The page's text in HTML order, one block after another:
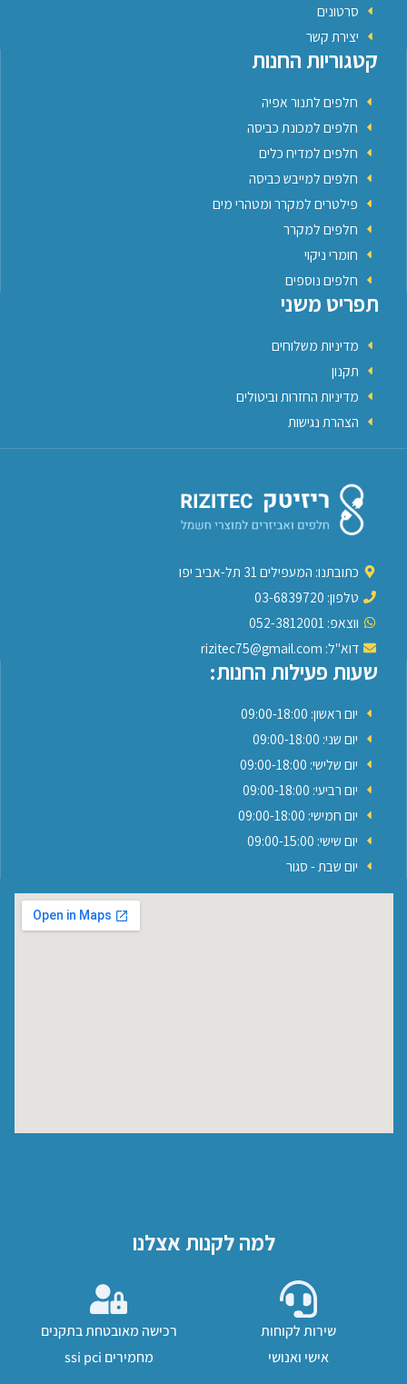
סרטונים
יצירת קשר
קטגוריות החנות
חלפים לתנור אפיה
חלפים למכונת כביסה
חלפים למדיח כלים
חלפים למייבש כביסה
פילטרים למקרר ומטהרי מים
חלפים למקרר
חומרי ניקוי
חלפים נוספים
תפריט משני
מדיניות משלוחים
תקנון
מדיניות החזרות וביטולים
הצהרת נגישות
כתובתנו: המעפילים 31 תל-אביב יפו
טלפון: 03-6839720
ווצאפ: 052-3812001
דוא"ל: rizitec75@gmail.com
שעות פעילות החנות:
יום ראשון: 09:00-18:00
יום שני: 09:00-18:00
יום שלישי: 09:00-18:00
יום רביעי: 09:00-18:00
יום חמישי: 09:00-18:00
יום שישי: 09:00-15:00
יום שבת - סגור
למה לקנות אצלנו
שירות לקוחות
אישי ואנושי
רכישה מאובטחת בתקנים
מחמירים ssi pci